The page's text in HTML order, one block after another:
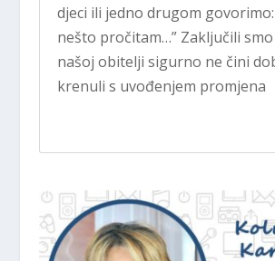
djeci ili jedno drugom govorimo:
nešto pročitam…” Zaključili
našoj obitelji sigurno ne čini
krenuli s uvođenjem promjena